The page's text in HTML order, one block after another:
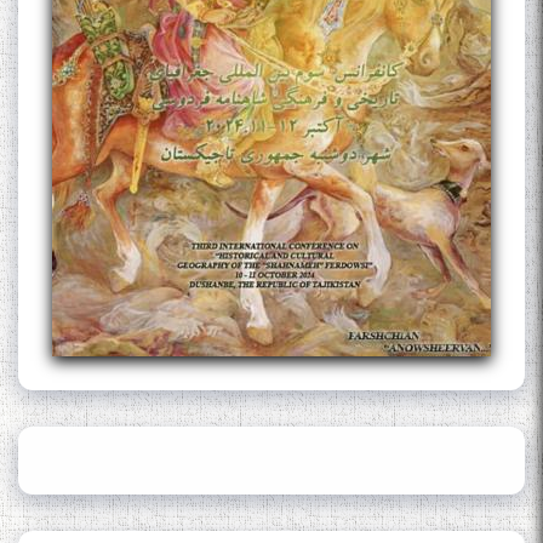
The Persian Gulf Beautiful
poetry from Устод Мумин
Қаноат (Ustod Mumin Qanoat)
and Master Mehryar
Mehrafarin about the conflict
of the name of the Persian
Gulf
Сайри Дарвоз бо Мӯъмин
Қаноат: Чанор ҳам "гап"
мезанад